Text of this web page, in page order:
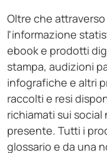
Oltre che
l'informazione
ebook e prodotti
stampa, audizioni
infografiche e altri
raccolti e resi
richiamati sui
presente. Tutti i
glossario e da una